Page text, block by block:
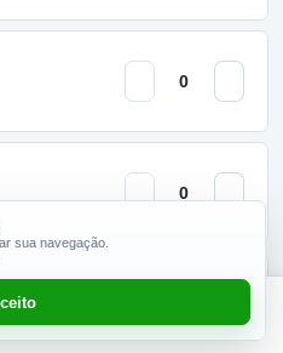
dia!
sua navegação.